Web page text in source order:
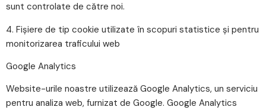
sunt controlate de către noi.
4. Fișiere de tip cookie utilizate în scopuri statistice și pentru
monitorizarea traficului web
Google Analytics
Website-urile noastre utilizează Google Analytics, un serviciu
pentru analiza web, furnizat de Google. Google Analytics